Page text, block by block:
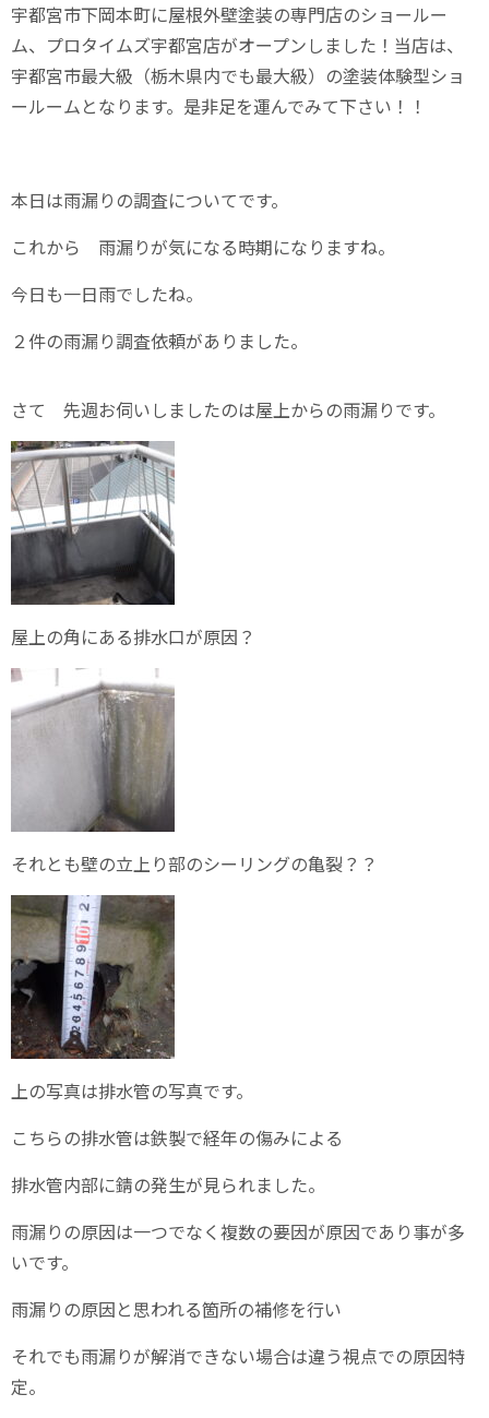
宇都宮市下岡本町に屋根外壁塗装の専門店のショールー
ム、プロタイムズ宇都宮店がオープンしました！当店は、
宇都宮市最大級（栃木県内でも最大級）の塗装体験型ショ
ールームとなります。是非足を運んでみて下さい！！
本日は雨漏りの調査についてです。
これから 雨漏りが気になる時期になりますね。
今日も一日雨でしたね。
２件の雨漏り調査依頼がありました。
さて 先週お伺いしましたのは屋上からの雨漏りです。
屋上の角にある排水口が原因？
それとも壁の立上り部のシーリングの亀裂？？
上の写真は排水管の写真です。
こちらの排水管は鉄製で経年の傷みによる
排水管内部に錆の発生が見られました。
雨漏りの原因は一つでなく複数の要因が原因であり事が多
いです。
雨漏りの原因と思われる箇所の補修を行い
それでも雨漏りが解消できない場合は違う視点での原因特
定。